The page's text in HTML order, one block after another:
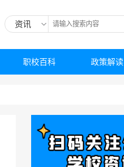
资讯
职校百科 政策解读